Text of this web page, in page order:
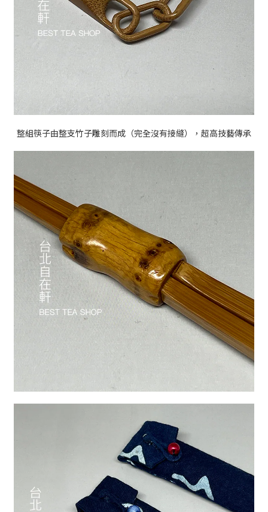
整組筷子由整支竹子雕刻而成（完全沒有接縫），超高技藝傳承